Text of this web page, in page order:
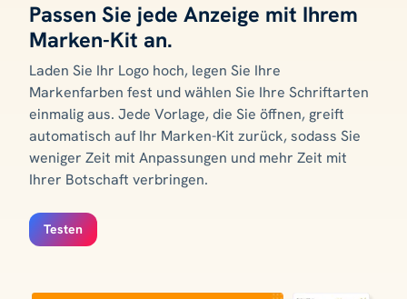
Passen Sie jede Anzeige mit Ihrem
Marken-Kit an.
Laden Sie Ihr Logo hoch, legen Sie Ihre
Markenfarben fest und wählen Sie Ihre Schriftarten
einmalig aus. Jede Vorlage, die Sie öffnen, greift
automatisch auf Ihr Marken-Kit zurück, sodass Sie
weniger Zeit mit Anpassungen und mehr Zeit mit
Ihrer Botschaft verbringen.
Testen